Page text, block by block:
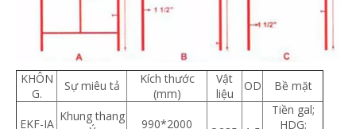
KHÔN
G.
Sự miêu tả
Kích thước
(mm)
Vật
liệu
OD Bề mặt
EKF-IA
Khung thang
990*2000
Tiền gal;
HDG;